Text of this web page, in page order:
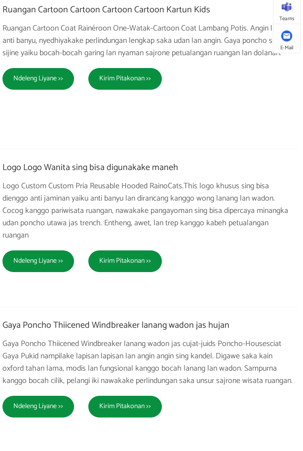
Ruangan Cartoon Cartoon Cartoon Cartoon Kartun Kids
Ruangan Cartoon Coat Rainéroon One-Watak-Cartoon Coat Lambang Potis. Angin lan
anti banyu, nyedhiyakake perlindungan lengkap saka udan lan angin. Gaya poncho siji-
sijine yaiku bocah-bocah garing lan nyaman sajrone petualangan ruangan lan dolanan.
Ndeleng Liyane >> Kirim Pitakonan >>
Logo Logo Wanita sing bisa digunakake maneh
Logo Custom Custom Pria Reusable Hooded RainoCats.This logo khusus sing bisa
dienggo anti jaminan yaiku anti banyu lan dirancang kanggo wong lanang lan wadon.
Cocog kanggo pariwisata ruangan, nawakake pangayoman sing bisa dipercaya minangka
udan poncho utawa jas trench. Entheng, awet, lan trep kanggo kabeh petualangan
ruangan
Ndeleng Liyane >> Kirim Pitakonan >>
Gaya Poncho Thiicened Windbreaker lanang wadon jas hujan
Gaya Poncho Thiicened Windbreaker lanang wadon jas cujat-juids Poncho-Housesciat
Gaya Pukid nampilake lapisan lapisan lan angin angin sing kandel. Digawe saka kain
oxford tahan lama, modis lan fungsional kanggo bocah lanang lan wadon. Sampurna
kanggo bocah cilik, pelangi iki nawakake perlindungan saka unsur sajrone wisata ruangan.
Ndeleng Liyane >> Kirim Pitakonan >>
Teams
E-Mail